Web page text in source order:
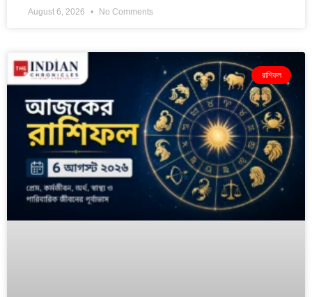
August 6, 2026 No Comments
রাশিফল